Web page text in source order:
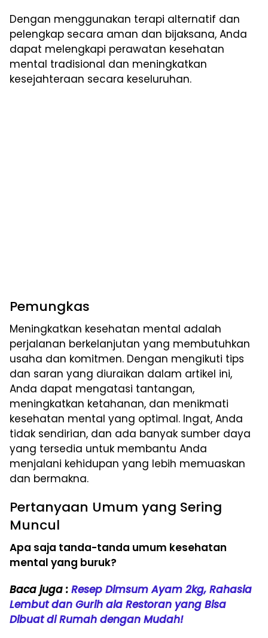
Dengan menggunakan terapi alternatif dan
pelengkap secara aman dan bijaksana, Anda
dapat melengkapi perawatan kesehatan
mental tradisional dan meningkatkan
kesejahteraan secara keseluruhan.
Pemungkas
Meningkatkan kesehatan mental adalah
perjalanan berkelanjutan yang membutuhkan
usaha dan komitmen. Dengan mengikuti tips
dan saran yang diuraikan dalam artikel ini,
Anda dapat mengatasi tantangan,
meningkatkan ketahanan, dan menikmati
kesehatan mental yang optimal. Ingat, Anda
tidak sendirian, dan ada banyak sumber daya
yang tersedia untuk membantu Anda
menjalani kehidupan yang lebih memuaskan
dan bermakna.
Pertanyaan Umum yang Sering
Muncul
Apa saja tanda-tanda umum kesehatan
mental yang buruk?
Baca juga : Resep Dimsum Ayam 2kg, Rahasia
Lembut dan Gurih ala Restoran yang Bisa
Dibuat di Rumah dengan Mudah!